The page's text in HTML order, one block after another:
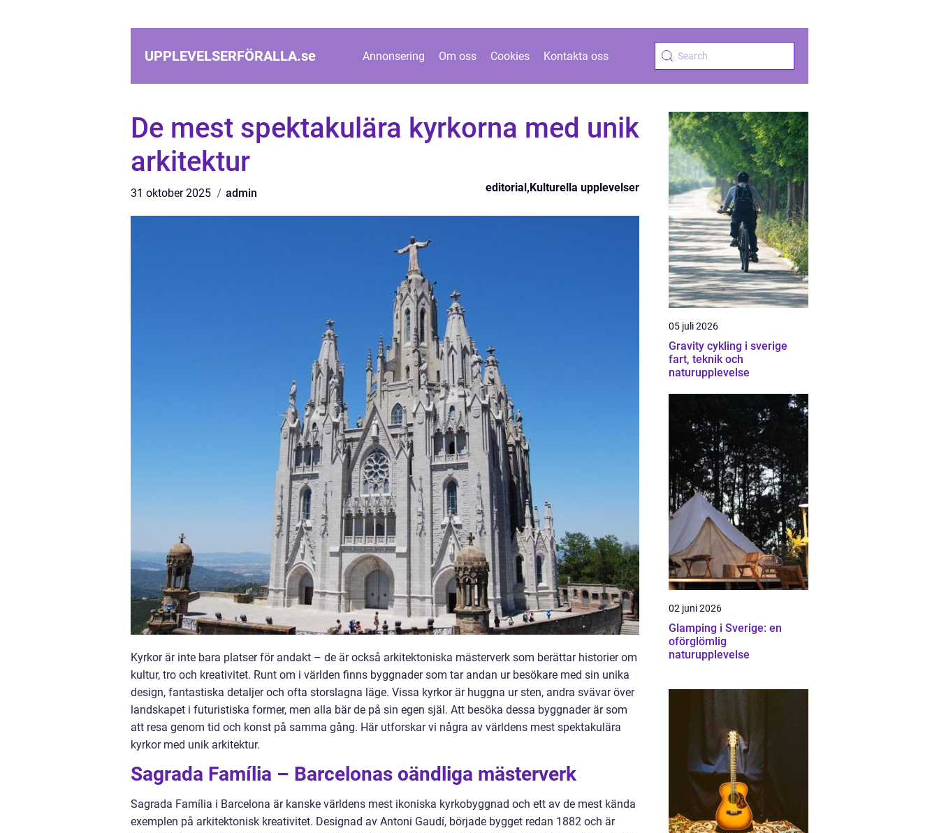
UPPLEVELSERFÖRALLA.se Annonsering Om oss Cookies Kontakta oss
De mest spektakulära kyrkorna med unik
arkitektur
31 oktober 2025 admin editorial,Kulturella upplevelser
Kyrkor är inte bara platser för andakt – de är också arkitektoniska mästerverk som berättar historier om
kultur, tro och kreativitet. Runt om i världen finns byggnader som tar andan ur besökare med sin unika
design, fantastiska detaljer och ofta storslagna läge. Vissa kyrkor är huggna ur sten, andra svävar över
landskapet i futuristiska former, men alla bär de på sin egen själ. Att besöka dessa byggnader är som
att resa genom tid och konst på samma gång. Här utforskar vi några av världens mest spektakulära
kyrkor med unik arkitektur.
Sagrada Família – Barcelonas oändliga mästerverk
Sagrada Família i Barcelona är kanske världens mest ikoniska kyrkobyggnad och ett av de mest kända
exemplen på arkitektonisk kreativitet. Designad av Antoni Gaudí, började bygget redan 1882 och är
05 juli 2026
Gravity cykling i sverige
fart, teknik och
naturupplevelse
02 juni 2026
Glamping i Sverige: en
oförglömlig
naturupplevelse